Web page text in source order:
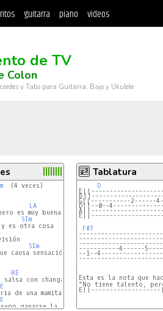
guitarra piano videos
de TV
Colon
y Tabs para Guitarra, Bajo y Ukulele
  (4 veces)
LA
es muy buena moza
SIm
es otra cosa
SIm
causa sensación. (bis)
RE
con changa y rap que es mucho mejor
SOL
de una mamita en televisión
ganarse la admiración.
Tablatura
D
G||-----------2------
D||--0--
F#7
-----------4------
--1--
Esta es la nota que
E||-------------------